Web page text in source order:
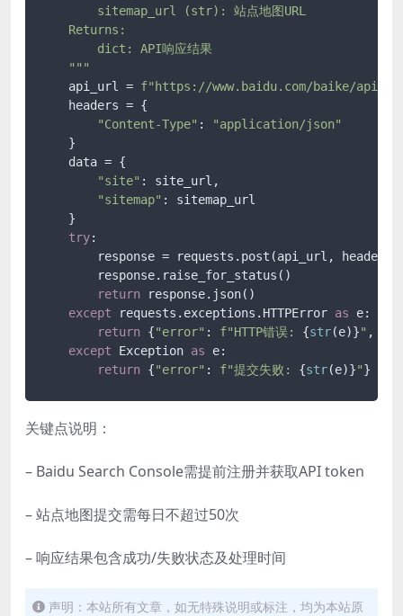
        sitemap_url (str): 站点地图URL
    Returns:
        dict: API响应结果
    """
    api_url =
f"https://www.baidu.com/baike/api/
    headers = {
"Content-Type" :
"application/json"
    }
    data = {
"site" : site_url,
"sitemap" : sitemap_url
    }
try:
response = requests.post(api_url,
        response.raise_for_status()
return response.json()
except requests.exceptions.HTTPError as e:
return {"error" : f"HTTP错误: {str(e)}" ,
except Exception as e:
return {"error" : f"提交失败: {str(e)}"}
关键点说明：
– Baidu Search Console需提前注册并获取API token
– 站点地图提交需每日不超过50次
– 响应结果包含成功/失败状态及处理时间
声明：本站所有文章，如无特殊说明或标注，均为本站原